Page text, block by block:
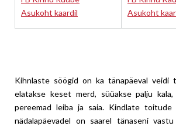
Asukoht kaardil
Asukoht
Kihnlaste söögid on ka tänapäeval veidi
elatakse keset merd, süüakse palju
pereemad leiba ja saia. Kindlate toitude
nädalapäevadel on saarel tänaseni